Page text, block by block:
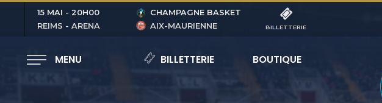
15 MAI - 20H00
REIMS - ARENA
CHAMPAGNE BASKET
AIX-MAURIENNE
BILLETTERIE
MENU BILLETTERIE BOUTIQUE